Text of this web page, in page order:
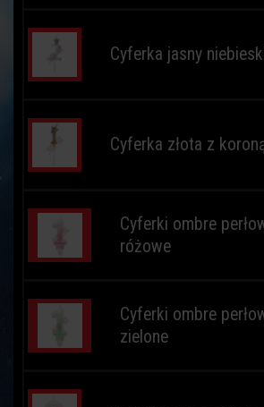
Cyferka jasny
Cyferka złota z
Cyferki ombre
różowe
Cyferki ombre
zielone